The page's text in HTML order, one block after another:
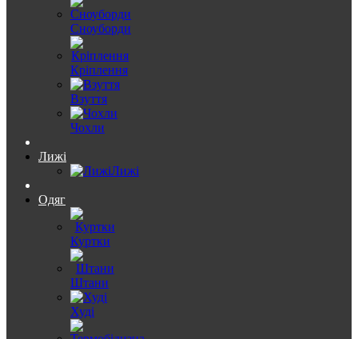
Сноуборди
Кріплення
Взуття
Чохли
Лижі
Лижі
Одяг
Куртки
Штани
Худі